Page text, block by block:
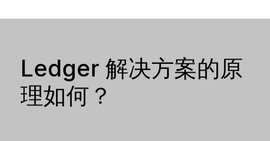
Ledger 解决方案的原
理如何？